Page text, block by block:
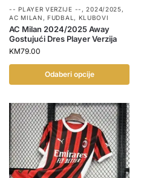
-- PLAYER VERZIJE -- ,2024/2025,
AC MILAN ,FUDBAL , KLUBOVI
AC Milan 2024/2025 Away
Gostujući Dres Player Verzija
KM79.00
Odaberi opcije